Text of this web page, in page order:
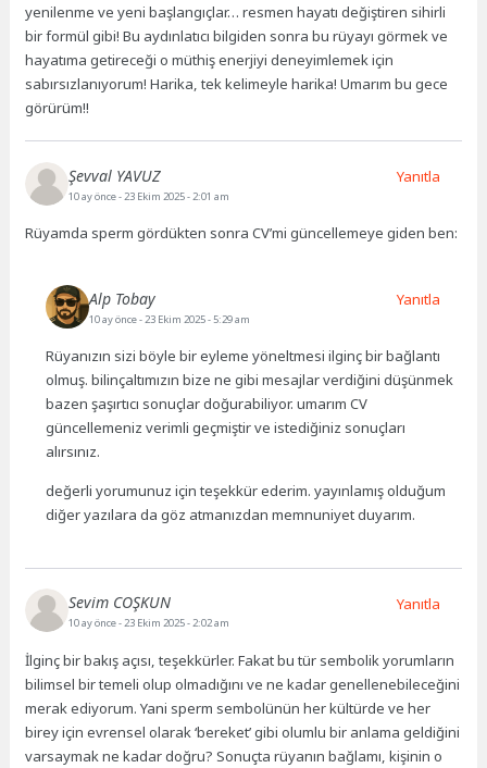
yenilenme ve yeni başlangıçlar… resmen hayatı değiştiren sihirli
bir formül gibi! Bu aydınlatıcı bilgiden sonra bu rüyayı görmek ve
hayatıma getireceği o müthiş enerjiyi deneyimlemek için
sabırsızlanıyorum! Harika, tek kelimeyle harika! Umarım bu gece
görürüm!!
Şevval YAVUZ
10 ay önce- 23 Ekim 2025 - 2:01 am
Rüyamda sperm gördükten sonra CV’mi güncellemeye giden ben:
Yanıtla
Alp Tobay
10 ay önce- 23 Ekim 2025 - 5:29 am
Rüyanızın sizi böyle bir eyleme yöneltmesi ilginç bir bağlantı
olmuş. bilinçaltımızın bize ne gibi mesajlar verdiğini düşünmek
bazen şaşırtıcı sonuçlar doğurabiliyor. umarım CV
güncellemeniz verimli geçmiştir ve istediğiniz sonuçları
alırsınız.
değerli yorumunuz için teşekkür ederim. yayınlamış olduğum
diğer yazılara da göz atmanızdan memnuniyet duyarım.
Yanıtla
Sevim COŞKUN
10 ay önce- 23 Ekim 2025 - 2:02 am
İlginç bir bakış açısı, teşekkürler. Fakat bu tür sembolik yorumların
bilimsel bir temeli olup olmadığını ve ne kadar genellenebileceğini
merak ediyorum. Yani sperm sembolünün her kültürde ve her
birey için evrensel olarak ‘bereket’ gibi olumlu bir anlama geldiğini
varsaymak ne kadar doğru? Sonuçta rüyanın bağlamı, kişinin o
Yanıtla